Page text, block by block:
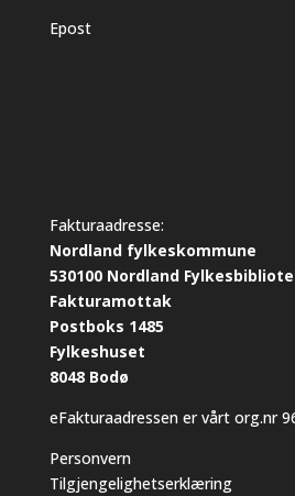
Epost
Fakturaadresse:
Nordland fylkeskommune
530100 Nordland
Fakturamottak
Postboks 1485
Fylkeshuset
8048 Bodø
eFakturaadressen er vårt org.nr
Personvern
Tilgjengelighetserklæring